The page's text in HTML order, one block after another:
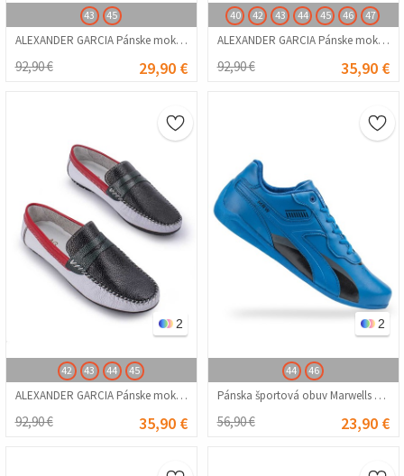
43 45
ALEXANDER GARCIA Pánske mokasíny z pravej kože – tmavomodrá 20230321120
92,90 € 29,90 €
40 42 43 44 45 46 47
ALEXANDER GARCIA Pánske mokasíny z pravej kože – čierna s červenou 20230321133
92,90 € 35,90 €
2
42 43 44 45
ALEXANDER GARCIA Pánske mokasíny z pravej kože – biela s čiernou 20230321134
92,90 € 35,90 €
2
44 46
Pánska športová obuv Marwells – modrá 202108355661
56,90 € 23,90 €